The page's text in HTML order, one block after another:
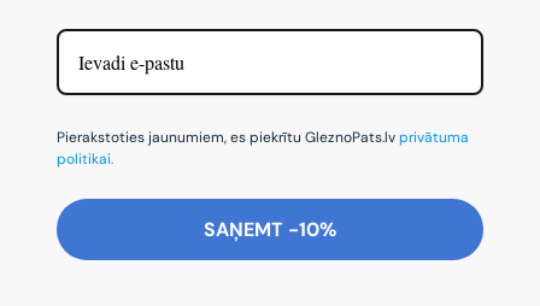
Pierakstoties jaunumiem, es piekrītu GleznoPats.lvprivātuma
politikai.
SAŅEMT -10%